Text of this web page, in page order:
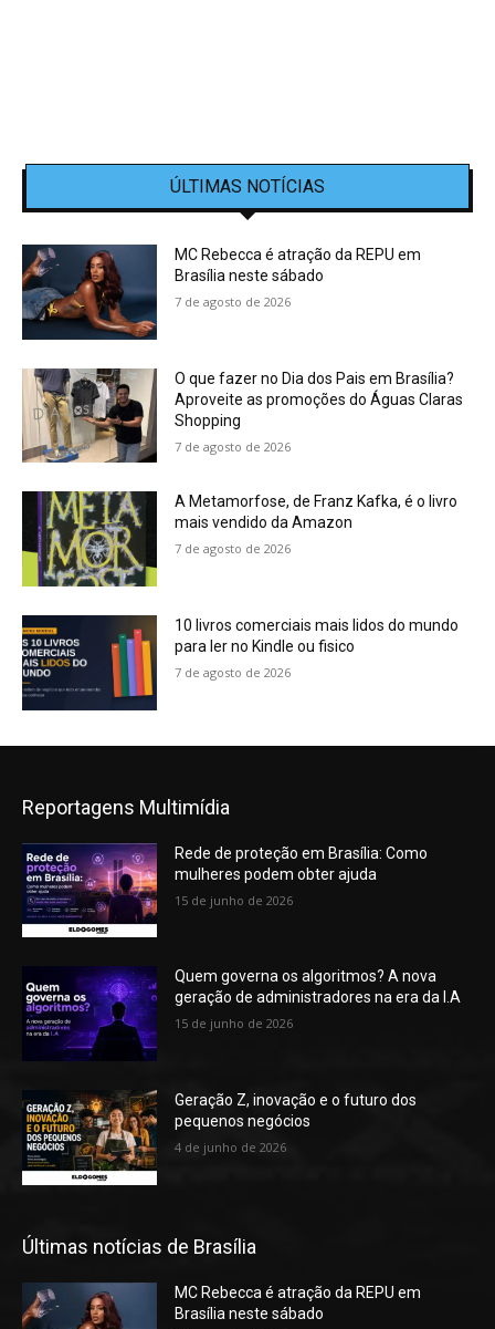
ÚLTIMAS NOTÍCIAS
MC Rebecca é atração da REPU em
Brasília neste sábado
7 de agosto de 2026
O que fazer no Dia dos Pais em Brasília?
Aproveite as promoções do Águas Claras
Shopping
7 de agosto de 2026
A Metamorfose, de Franz Kafka, é o livro
mais vendido da Amazon
7 de agosto de 2026
10 livros comerciais mais lidos do mundo
para ler no Kindle ou fisico
7 de agosto de 2026
Reportagens Multimídia
Rede de proteção em Brasília: Como
mulheres podem obter ajuda
15 de junho de 2026
Quem governa os algoritmos? A nova
geração de administradores na era da I.A
15 de junho de 2026
Geração Z, inovação e o futuro dos
pequenos negócios
4 de junho de 2026
Últimas notícias de Brasília
MC Rebecca é atração da REPU em
Brasília neste sábado